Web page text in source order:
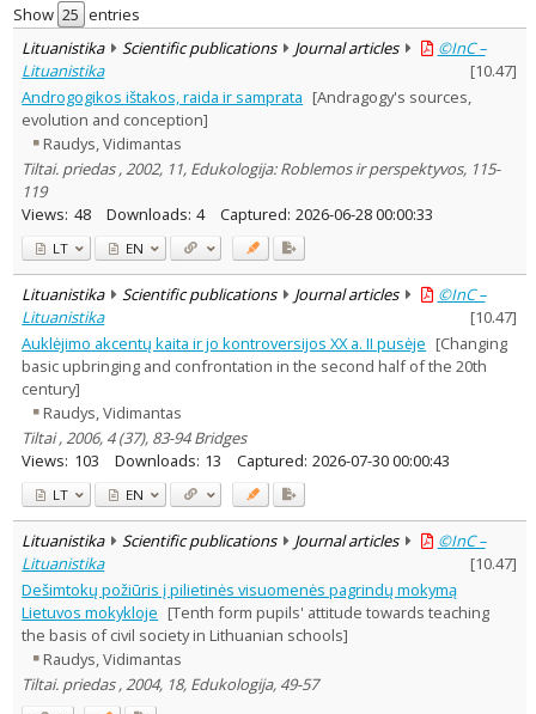
Document Type:
Journal articles 11
Dissertations 1
Subject area
Education 12
Literary Studies 1
Text language
Country of publication
Historical periods
Lithuanian place names
Subject
Journal
Show
entries
Lituanistika
Scientific publications Journal articles
©InC –
Lituanistika
[10.47]
Androgogikos ištakos, raida ir samprata [Andragogy's sources,
evolution and conception]
Raudys, Vidimantas
Tiltai. priedas , 2002, 11, Edukologija: Roblemos ir perspektyvos, 115-
119
Views: 48 Downloads: 4 Captured: 2026-06-28 00:00:33
LT EN
Lituanistika Scientific publications Journal articles
©InC –
Lituanistika
[10.47]
Auklėjimo akcentų kaita ir jo kontroversijos XX a. II pusėje [Changing
basic upbringing and confrontation in the second half of the 20th
century]
Raudys, Vidimantas
Tiltai , 2006, 4 (37), 83-94 Bridges
Views: 103 Downloads: 13 Captured: 2026-07-30 00:00:43
LT EN
Lituanistika Scientific publications Journal articles
©InC –
Lituanistika
[10.47]
Dešimtokų požiūris į pilietinės visuomenės pagrindų mokymą
Lietuvos mokykloje [Tenth form pupils' attitude towards teaching
the basis of civil society in Lithuanian schools]
Raudys, Vidimantas
Tiltai. priedas , 2004, 18, Edukologija, 49-57